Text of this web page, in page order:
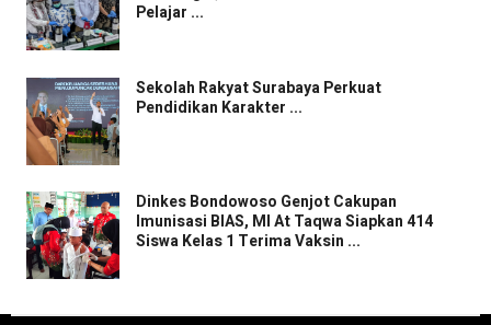
Pelajar ...
Sekolah Rakyat Surabaya Perkuat
Pendidikan Karakter ...
Dinkes Bondowoso Genjot Cakupan
Imunisasi BIAS, MI At Taqwa Siapkan 414
Siswa Kelas 1 Terima Vaksin ...